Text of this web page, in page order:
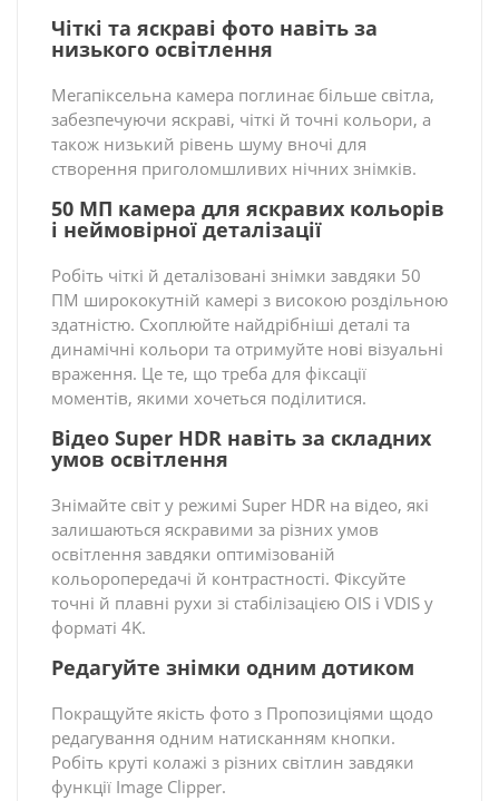
Чіткі та яскраві фото навіть за
низького освітлення
Мегапіксельна камера поглинає більше світла,
забезпечуючи яскраві, чіткі й точні кольори, а
також низький рівень шуму вночі для
створення приголомшливих нічних знімків.
50 МП камера для яскравих кольорів
і неймовірної деталізації
Робіть чіткі й деталізовані знімки завдяки 50
ПМ ширококутній камері з високою роздільною
здатністю. Схоплюйте найдрібніші деталі та
динамічні кольори та отримуйте нові візуальні
враження. Це те, що треба для фіксації
моментів, якими хочеться поділитися.
Відео Super HDR навіть за складних
умов освітлення
Знімайте світ у режимі Super HDR на відео, які
залишаються яскравими за різних умов
освітлення завдяки оптимізованій
кольоропередачі й контрастності. Фіксуйте
точні й плавні рухи зі стабілізацією OIS і VDIS у
форматі 4K.
Редагуйте знімки одним дотиком
Покращуйте якість фото з Пропозиціями щодо
редагування одним натисканням кнопки.
Робіть круті колажі з різних світлин завдяки
функції Image Clipper.